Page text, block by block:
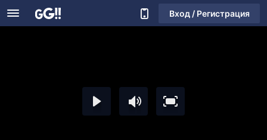
Вход / Регистрация